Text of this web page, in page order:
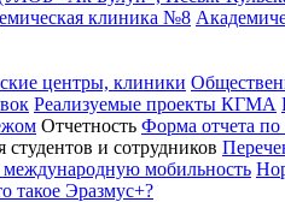
клиника №8
центры, клиники
Реализуемые проекты КГМА
Отчетность Форма отчета
и сотрудников
мобильность
такое Эразмус+?